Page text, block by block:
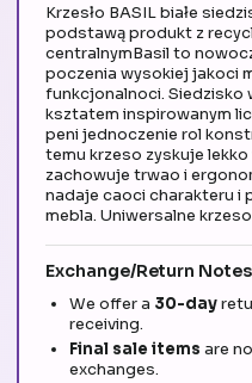
Krzesło BASIL białe
podstawą produkt z
centralnymBasil to
poczenia wysokiej jakoci
funkcjonalnoci. Siedzisko
ksztatem inspirowanym
peni jednoczenie rol
temu krzeso zyskuje
zachowuje trwao i
nadaje caoci charakteru i
mebla. Uniwersalne
Exchange/Return Notes
We offer a 30-day
receiving.
Final sale items are
exchanges.